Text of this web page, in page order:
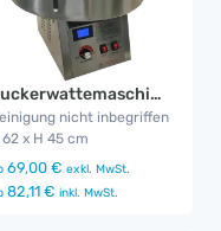
Zuckerwattemaschine Profi
nicht inbegriffen
x H 45 cm
69,00 € exkl. MwSt.
82,11 € inkl. MwSt.